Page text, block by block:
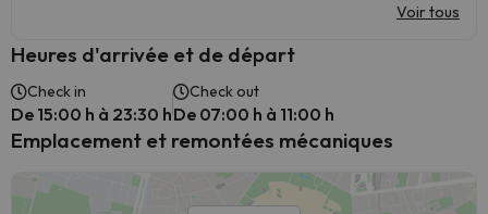
Voir tous
Heures d'arrivée et de départ
Check in
De 15:00 h à 23:30 h
Check out
De 07:00 h à 11:00 h
Emplacement et remontées mécaniques